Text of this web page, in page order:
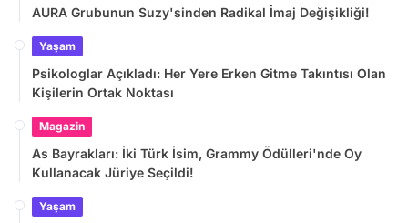
AURA Grubunun Suzy'sinden Radikal İmaj Değişikliği!
Yaşam
Psikologlar Açıkladı: Her Yere Erken Gitme Takıntısı Olan
Kişilerin Ortak Noktası
Magazin
As Bayrakları: İki Türk İsim, Grammy Ödülleri'nde Oy
Kullanacak Jüriye Seçildi!
Yaşam